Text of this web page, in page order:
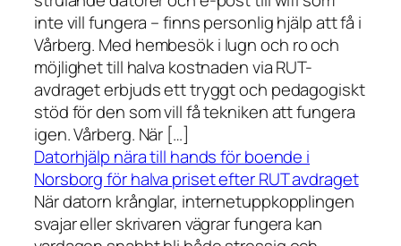
inte vill fungera – finns personlig hjälp att få i
Vårberg. Med hembesök i lugn och ro och
möjlighet till halva kostnaden via RUT-
avdraget erbjuds ett tryggt och pedagogiskt
stöd för den som vill få tekniken att fungera
igen. Vårberg. När […]
Datorhjälp nära till hands för boende i
Norsborg för halva priset efter RUT avdraget
När datorn krånglar, internetuppkopplingen
svajar eller skrivaren vägrar fungera kan